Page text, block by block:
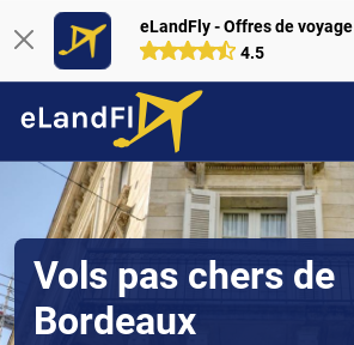
eLandFly - Offres de voyage
4.5
Vols pas chers de
Bordeaux